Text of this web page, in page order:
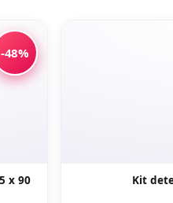
-48%
Kit